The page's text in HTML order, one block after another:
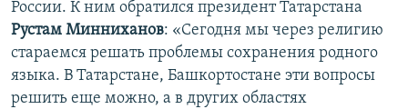
России. К ним обратился президент Татарстана
Рустам Минниханов: «Сегодня мы через религию
стараемся решать проблемы сохранения родного
языка. В Татарстане, Башкортостане эти вопросы
решить еще можно, а в других областях